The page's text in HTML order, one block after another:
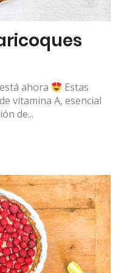
ahora
Estas
vitamina A, esencial
de...